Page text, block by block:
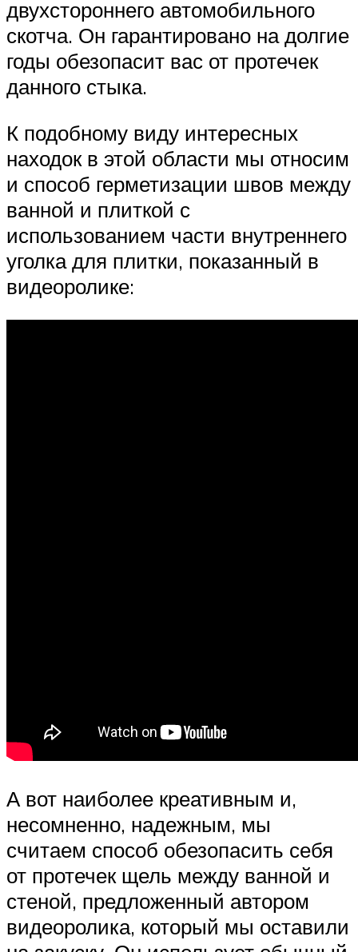
двухстороннего автомобильного
скотча. Он гарантировано на долгие
годы обезопасит вас от протечек
данного стыка.
К подобному виду интересных
находок в этой области мы относим
и способ герметизации швов между
ванной и плиткой с
использованием части внутреннего
уголка для плитки, показанный в
видеоролике:
А вот наиболее креативным и,
несомненно, надежным, мы
считаем способ обезопасить себя
от протечек щель между ванной и
стеной, предложенный автором
видеоролика, который мы оставили